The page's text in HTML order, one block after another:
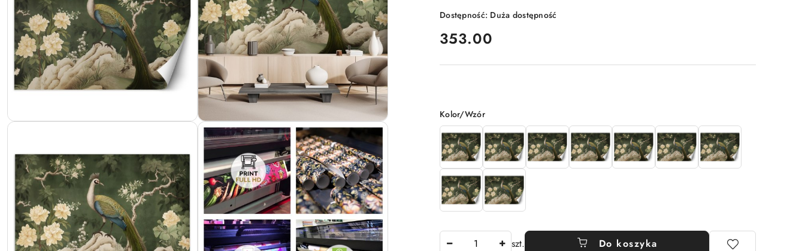
Dostępność: Duża dostępność
cena:
353.00
Wariant
Kolor/Wzór
szt. Do koszyka